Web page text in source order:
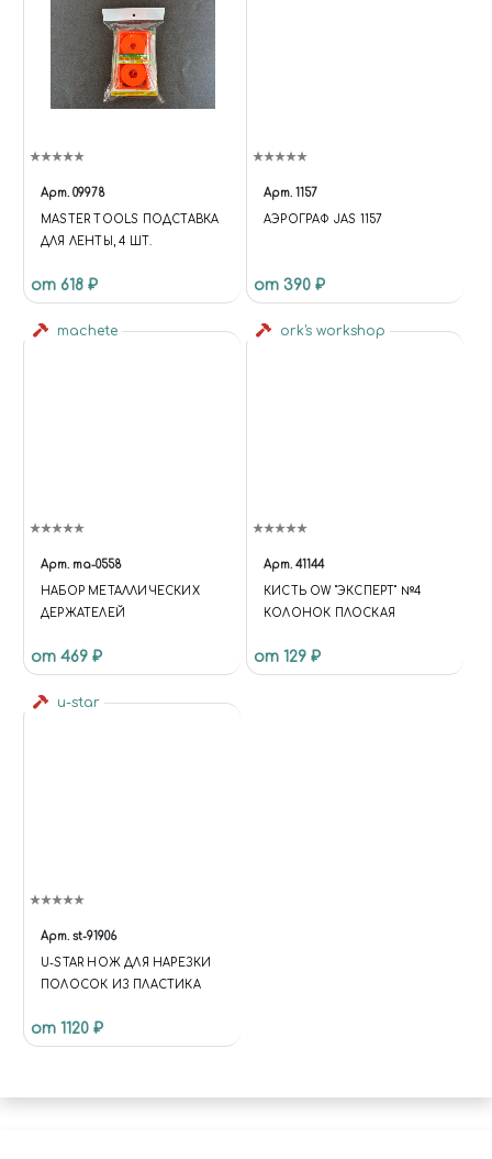
Арт. 09978
MASTER TOOLS ПОДСТАВКА
ДЛЯ ЛЕНТЫ, 4 ШТ.
от 618 ₽
Арт. 1157
АЭРОГРАФ JAS 1157
от 390 ₽
machete
Арт. ma-0558
НАБОР МЕТАЛЛИЧЕСКИХ
ДЕРЖАТЕЛЕЙ
от 469 ₽
ork's workshop
Арт. 41144
КИСТЬ OW "ЭКСПЕРТ" №4
КОЛОНОК ПЛОСКАЯ
от 129 ₽
u-star
Арт. st-91906
U-STAR НОЖ ДЛЯ НАРЕЗКИ
ПОЛОСОК ИЗ ПЛАСТИКА
от 1120 ₽